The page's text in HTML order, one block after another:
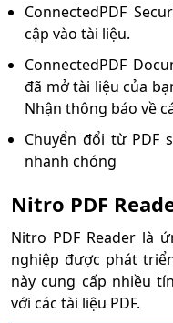
ConnectedPDF
cập vào tài liệu.
ConnectedPDF
đã mở tài liệu của
Nhận thông báo về
Chuyển đổi từ PDF
nhanh chóng
Nitro PDF
Nitro PDF Reader là
nghiệp được phát
này cung cấp nhiều
với các tài liệu PDF.